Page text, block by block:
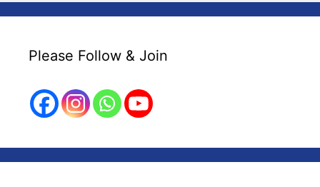
Please Follow & Join